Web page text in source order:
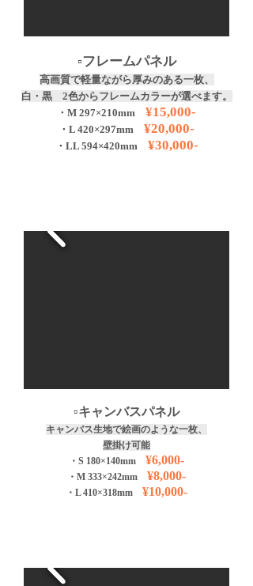
​▫️フレームパネル
高画質で軽量ながら厚みのある一枚、
白・黒 2色からフレームカラーが選べます。
・M 297×210mm ¥15,000-
・L 420×297mm ¥20,000-
・LL 594×420mm ¥30,000-
​▫️キャンバスパネル
キャンバス生地で絵画のような一枚、
壁掛け可能
・S 180×140mm ¥6,000-
・M 333×242mm ¥8,000-
・L 410×318mm ¥10,000-